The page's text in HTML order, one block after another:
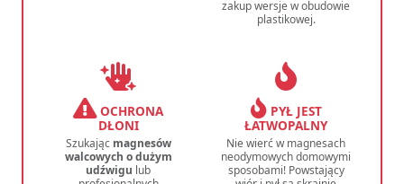
zakup wersje w obudowie
plastikowej.
OCHRONA
DŁONI
Szukając magnesów
walcowych o dużym
udźwigu lub
PYŁ JEST
ŁATWOPALNY
Nie wierć w magnesach
neodymowych domowymi
sposobami! Powstający